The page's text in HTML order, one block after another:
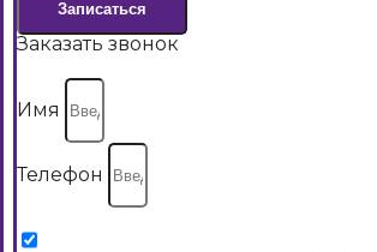
Записаться
Заказать звонок
Имя
Телефон